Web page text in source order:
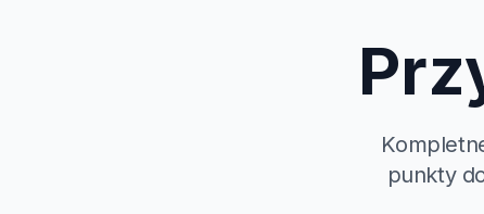
punkty